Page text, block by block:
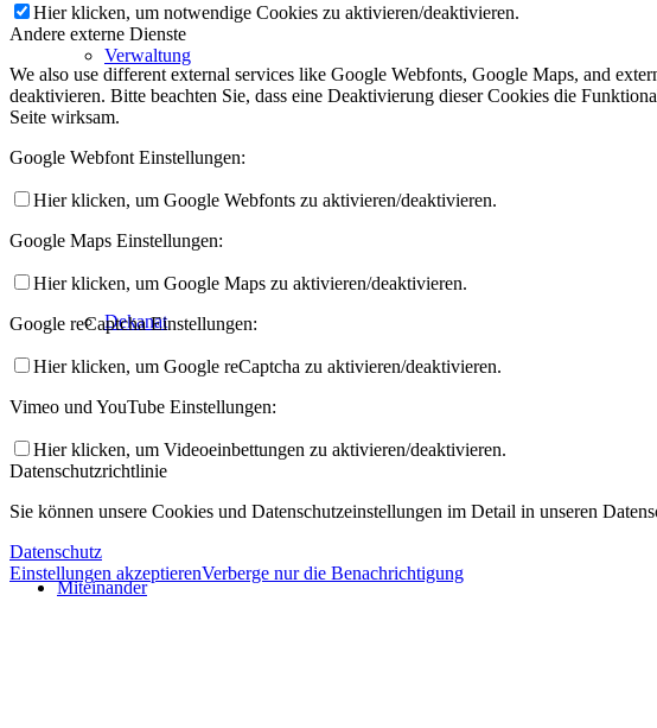
Verwaltung
Dekanat
Miteinander
Hier klicken, um notwendige Cookies zu aktivieren/deaktivieren.
Andere externe Dienste
We also use different external services like Google Webfonts, Google Maps, and
deaktivieren. Bitte beachten Sie, dass eine Deaktivierung dieser Cookies die
Seite wirksam.
Google Webfont Einstellungen:
Hier klicken, um Google Webfonts zu aktivieren/deaktivieren.
Google Maps Einstellungen:
Hier klicken, um Google Maps zu aktivieren/deaktivieren.
Google reCaptcha Einstellungen:
Hier klicken, um Google reCaptcha zu aktivieren/deaktivieren.
Vimeo und YouTube Einstellungen:
Hier klicken, um Videoeinbettungen zu aktivieren/deaktivieren.
Datenschutzrichtlinie
Sie können unsere Cookies und Datenschutzeinstellungen im Detail in unseren
Datenschutz
Einstellungen akzeptierenVerberge nur die Benachrichtigung